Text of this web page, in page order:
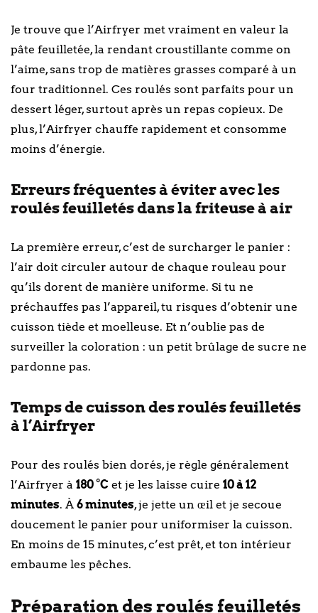
Je trouve que l’Airfryer met vraiment en valeur la
pâte feuilletée, la rendant croustillante comme on
l’aime, sans trop de matières grasses comparé à un
four traditionnel. Ces roulés sont parfaits pour un
dessert léger, surtout après un repas copieux. De
plus, l’Airfryer chauffe rapidement et consomme
moins d’énergie.
Erreurs fréquentes à éviter avec les
roulés feuilletés dans la friteuse à air
La première erreur, c’est de surcharger le panier :
l’air doit circuler autour de chaque rouleau pour
qu’ils dorent de manière uniforme. Si tu ne
préchauffes pas l’appareil, tu risques d’obtenir une
cuisson tiède et moelleuse. Et n’oublie pas de
surveiller la coloration : un petit brûlage de sucre ne
pardonne pas.
Temps de cuisson des roulés feuilletés
à l’Airfryer
Pour des roulés bien dorés, je règle généralement
l’Airfryer à 180 °C et je les laisse cuire 10 à 12
minutes. À 6 minutes, je jette un œil et je secoue
doucement le panier pour uniformiser la cuisson.
En moins de 15 minutes, c’est prêt, et ton intérieur
embaume les pêches.
Préparation des roulés feuilletés